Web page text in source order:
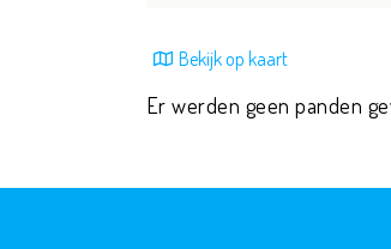
Bekijk op kaart
Er werden geen panden